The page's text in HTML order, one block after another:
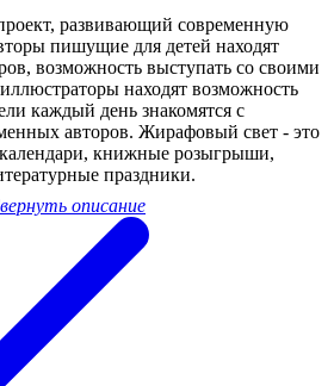
развивающий современную
пишущие для детей находят
возможность выступать со своими
находят возможность
каждый день знакомятся с
авторов. Жирафовый свет - это
книжные розыгрыши,
праздники.
описание